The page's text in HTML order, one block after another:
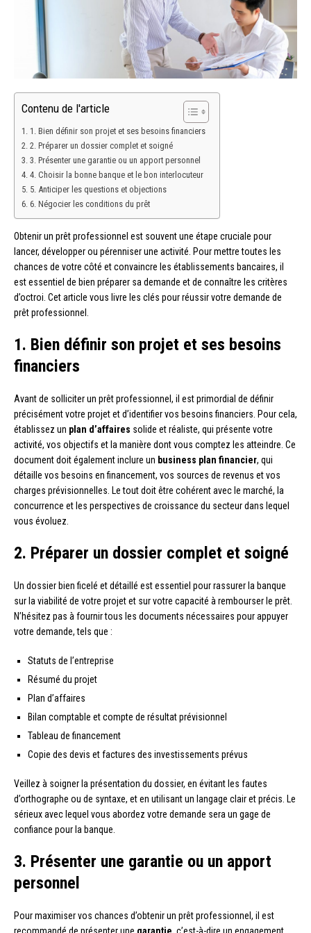
Contenu de l'article
1. Bien définir son projet et ses besoins financiers
2. Préparer un dossier complet et soigné
3. Présenter une garantie ou un apport personnel
4. Choisir la bonne banque et le bon interlocuteur
5. Anticiper les questions et objections
6. Négocier les conditions du prêt
Obtenir un prêt professionnel est souvent une étape cruciale pour
lancer, développer ou pérenniser une activité. Pour mettre toutes les
chances de votre côté et convaincre les établissements bancaires, il
est essentiel de bien préparer sa demande et de connaître les critères
d’octroi. Cet article vous livre les clés pour réussir votre demande de
prêt professionnel.
1. Bien définir son projet et ses besoins
financiers
Avant de solliciter un prêt professionnel, il est primordial de définir
précisément votre projet et d’identifier vos besoins financiers. Pour cela,
établissez un plan d’affaires solide et réaliste, qui présente votre
activité, vos objectifs et la manière dont vous comptez les atteindre. Ce
document doit également inclure un business plan financier, qui
détaille vos besoins en financement, vos sources de revenus et vos
charges prévisionnelles. Le tout doit être cohérent avec le marché, la
concurrence et les perspectives de croissance du secteur dans lequel
vous évoluez.
2. Préparer un dossier complet et soigné
Un dossier bien ficelé et détaillé est essentiel pour rassurer la banque
sur la viabilité de votre projet et sur votre capacité à rembourser le prêt.
N’hésitez pas à fournir tous les documents nécessaires pour appuyer
votre demande, tels que :
Statuts de l’entreprise
Résumé du projet
Plan d’affaires
Bilan comptable et compte de résultat prévisionnel
Tableau de financement
Copie des devis et factures des investissements prévus
Veillez à soigner la présentation du dossier, en évitant les fautes
d’orthographe ou de syntaxe, et en utilisant un langage clair et précis. Le
sérieux avec lequel vous abordez votre demande sera un gage de
confiance pour la banque.
3. Présenter une garantie ou un apport
personnel
Pour maximiser vos chances d’obtenir un prêt professionnel, il est